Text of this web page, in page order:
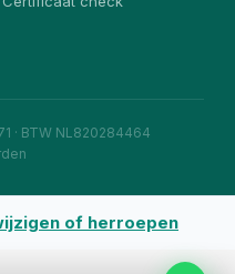
· BTW NL820284464
of herroepen